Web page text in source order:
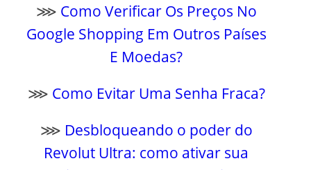
⋙ Como Verificar Os Preços No
Google Shopping Em Outros Países
E Moedas?
⋙ Como Evitar Uma Senha Fraca?
⋙ Desbloqueando o poder do
Revolut Ultra: como ativar sua